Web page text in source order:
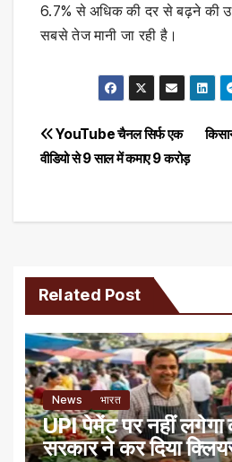
6.7% से अधिक की दर से बढ़ने की
सबसे तेज मानी जा रही है।
Post
navigation
YouTube चैनल सिर्फ एक
वीडियो से 9 साल में कमाए ₹9 करोड़
Related Post
News भारत
UPI पेमेंट पर नहीं
सरकार ने कर दिया